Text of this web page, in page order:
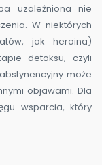
uzależniona nie
W niektórych
jak heroina)
detoksu, czyli
może
objawami. Dla
wsparcia, który